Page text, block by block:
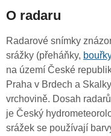
O radaru
Radarové snímky
srážky (přeháňky, bouřky
na území České
Praha v Brdech a
vrchovině. Dosah
je Český
srážek se používají